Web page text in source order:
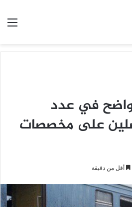
واضح في عدد
على مخصصات
أقل من دقيقة